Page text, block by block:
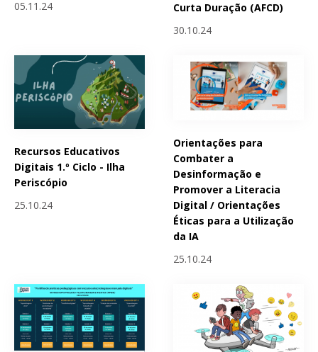
05.11.24
Curta Duração (AFCD)
30.10.24
Recursos Educativos
Digitais 1.º Ciclo - Ilha
Periscópio
25.10.24
Orientações para
Combater a
Desinformação e
Promover a Literacia
Digital / Orientações
Éticas para a Utilização
da IA
25.10.24